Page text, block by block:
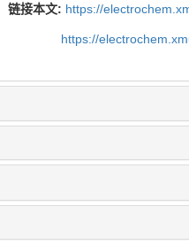
链接本文: https://
https://